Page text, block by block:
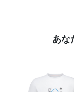
あな